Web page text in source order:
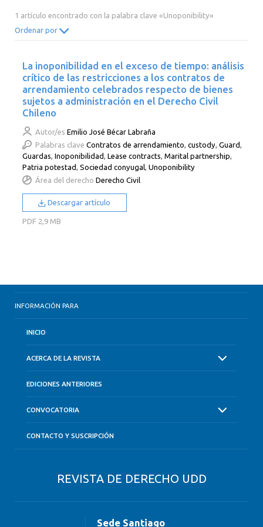
2002 2001 2000
1 artículo encontrado con la palabra clave «Unoponibility»
Ordenar por
La inoponibilidad en el exceso de tiempo: análisis
crítico de las restricciones a los contratos de
arrendamiento celebrados respecto de bienes
sujetos a administración en el Derecho Civil
Chileno
Autor/es Emilio José Bécar Labraña
Palabras clave Contratos de arrendamiento,custody,Guard,
Guardas,Inoponibilidad,Lease contracts,Marital partnership,
Patria potestad,Sociedad conyugal,Unoponibility
Área del derecho Derecho Civil
Descargar artículo
PDF 2,9 MB
INFORMACIÓN PARA
INICIO
ACERCA DE LA REVISTA
EDICIONES ANTERIORES
CONVOCATORIA
CONTACTO Y SUSCRIPCIÓN
REVISTA DE DERECHO UDD
Sede Santiago